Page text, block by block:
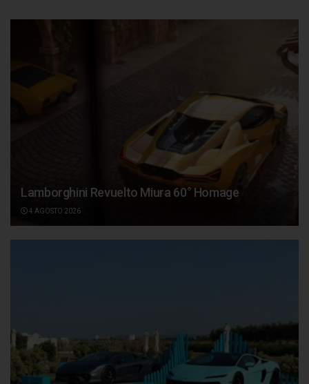
Lamborghini Revuelto Miura 60° Homage
4 AGOSTO 2026